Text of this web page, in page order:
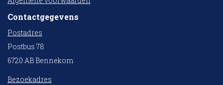
Contactgegevens
Postadres
Postbus 78
6720 AB Bennekom
Bezoekadres